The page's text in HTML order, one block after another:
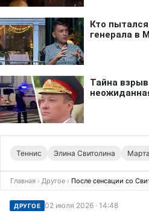
Теннис Элина Свитолина
Главная › Другое › После сенсации со
ДРУГОЕ 02 июля 2026 · 14:48